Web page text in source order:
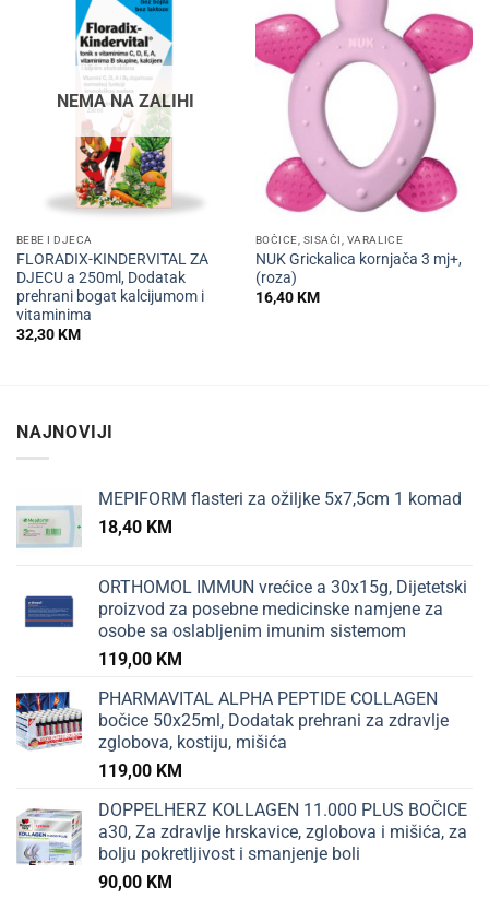
NEMA NA ZALIHI
BEBE I DJECA
FLORADIX-KINDERVITAL ZA
DJECU a 250ml, Dodatak
prehrani bogat kalcijumom i
vitaminima
32,30KM
BOČICE, SISAČI, VARALICE
NUK Grickalica kornjača 3 mj+,
(roza)
16,40KM
NAJNOVIJI
MEPIFORM flasteri za ožiljke 5x7,5cm 1 komad
18,40 KM
ORTHOMOL IMMUN vrećice a 30x15g, Dijetetski
proizvod za posebne medicinske namjene za
osobe sa oslabljenim imunim sistemom
119,00 KM
PHARMAVITAL ALPHA PEPTIDE COLLAGEN
bočice 50x25ml, Dodatak prehrani za zdravlje
zglobova, kostiju, mišića
119,00 KM
DOPPELHERZ KOLLAGEN 11.000 PLUS BOČICE
a30, Za zdravlje hrskavice, zglobova i mišića, za
bolju pokretljivost i smanjenje boli
90,00 KM